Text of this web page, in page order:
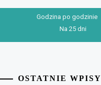
Godzina po godzinie
Na 25 dni
OSTATNIE WPISY